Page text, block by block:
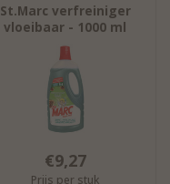
St.Marc verfreiniger
vloeibaar - 1000 ml
€9,27
Prijs per stuk